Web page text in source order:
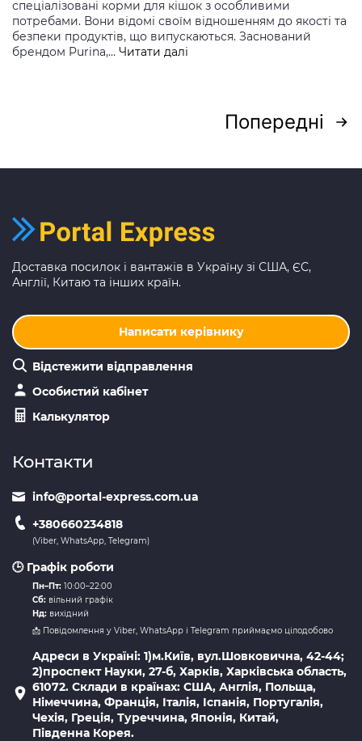
спеціалізовані корми для кішок з особливими
потребами. Вони відомі своїм відношенням до якості та
безпеки продуктів, що випускаються. Заснований
брендом Purina,… Читати далі
Попередні
Доставка посилок і вантажів в Україну зі США, ЄС,
Англії, Китаю та інших країн.
Написати керівнику
Відстежити відправлення
Особистий кабінет
Калькулятор
Контакти
info@portal-express.com.ua
+380660234818
(Viber, WhatsApp, Telegram)
🕒 Графік роботи
Пн–Пт: 10:00–22:00
Сб: вільний графік
Нд: вихідний
📩 Повідомлення у Viber, WhatsApp і Telegram приймаємо цілодобово
Адреси в Україні: 1)м.Київ, вул.Шовковична, 42-44;
2)проспект Науки, 27-б, Харків, Харківська область,
61072. Склади в країнах: США, Англія, Польща,
Німеччина, Франція, Італія, Іспанія, Португалія,
Чехія, Греція, Туреччина, Японія, Китай,
Південна Корея.